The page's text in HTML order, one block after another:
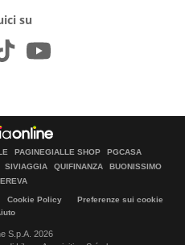
su
PAGINEGIALLE SHOP
PGCASA
SIVIAGGIA QUIFINANZA
BUONISSIMO
Cookie Policy
Preferenze sui cookie
S.p.A. 2026